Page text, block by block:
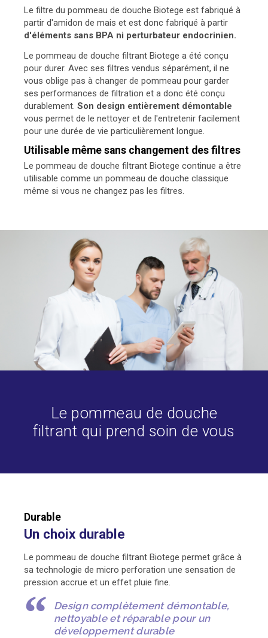
Le filtre du pommeau de douche Biotege est fabriqué à
partir d'amidon de mais et est donc fabriqué à partir
d'éléments sans BPA ni perturbateur endocrinien.
Le pommeau de douche filtrant Biotege a été conçu
pour durer. Avec ses filtres vendus séparément, il ne
vous oblige pas à changer de pommeau pour garder
ses performances de filtration et a donc été conçu
durablement. Son design entièrement démontable
vous permet de le nettoyer et de l'entretenir facilement
pour une durée de vie particulièrement longue.
Utilisable même sans changement des filtres
Le pommeau de douche filtrant Biotege continue a être
utilisable comme un pommeau de douche classique
même si vous ne changez pas les filtres.
Le pommeau de douche
filtrant qui prend soin de vous
Durable
Un choix durable
Le pommeau de douche filtrant Biotege permet grâce à
sa technologie de micro perforation une sensation de
pression accrue et un effet pluie fine.
Design complètement démontable,
nettoyable et réparable pour un
développement durable